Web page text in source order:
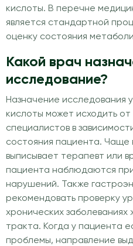
кислоты. В перечне
является стандартной
оценку состояния
Какой врач
исследование?
Назначение исследования
кислоты может исходить
специалистов в
состояния пациента. Чаще
выписывает терапевт или
пациента наблюдаются
нарушений. Также
рекомендовать проверку
хронических
тракта. Когда у пациента
проблемы, направление